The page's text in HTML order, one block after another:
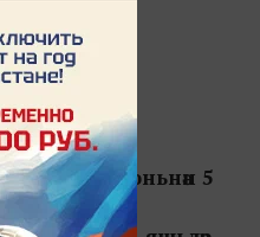
көтелә! 21 июньнән 5
тыюлыгы